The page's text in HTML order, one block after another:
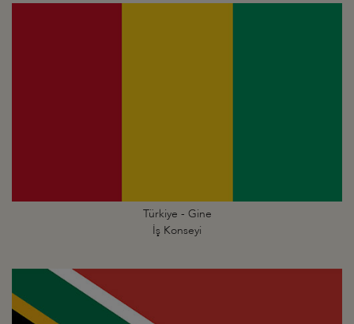
Türkiye - Gine
İş Konseyi